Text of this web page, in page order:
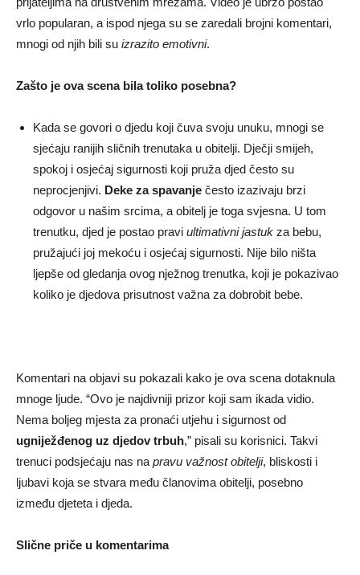
vrlo popularan, a ispod njega su se zaredali brojni komentari,
mnogi od njih bili su izrazito emotivni.
Zašto je ova scena bila toliko posebna?
Kada se govori o djedu koji čuva svoju unuku, mnogi se
sjećaju ranijih sličnih trenutaka u obitelji. Dječji smijeh,
spokoj i osjećaj sigurnosti koji pruža djed često su
neprocjenjivi. Deke za spavanje često izazivaju brzi
odgovor u našim srcima, a obitelj je toga svjesna. U tom
trenutku, djed je postao pravi ultimativni jastuk za bebu,
pružajući joj mekoću i osjećaj sigurnosti. Nije bilo ništa
ljepše od gledanja ovog nježnog trenutka, koji je pokazivao
koliko je djedova prisutnost važna za dobrobit bebe.
Komentari na objavi su pokazali kako je ova scena dotaknula
mnoge ljude. “Ovo je najdivniji prizor koji sam ikada vidio.
Nema boljeg mjesta za pronaći utjehu i sigurnost od
ugniježđenog uz djedov trbuh,” pisali su korisnici. Takvi
trenuci podsjećaju nas na pravu važnost obitelji, bliskosti i
ljubavi koja se stvara među članovima obitelji, posebno
između djeteta i djeda.
Slične priče u komentarima